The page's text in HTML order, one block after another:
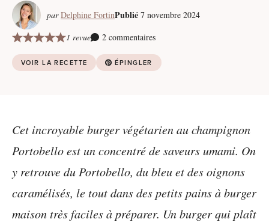
par Delphine FortinPublié 7 novembre 2024
1 revue
2 commentaires
VOIR LA RECETTE ÉPINGLER
Cet incroyable burger végétarien au champignon
Portobello est un concentré de saveurs umami. On
y retrouve du Portobello, du bleu et des oignons
caramélisés, le tout dans des petits pains à burger
maison très faciles à préparer. Un burger qui plaît